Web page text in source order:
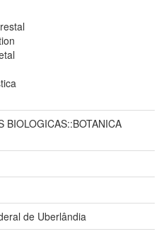
BIOLOGICAS::BOTANICA
de Uberlândia